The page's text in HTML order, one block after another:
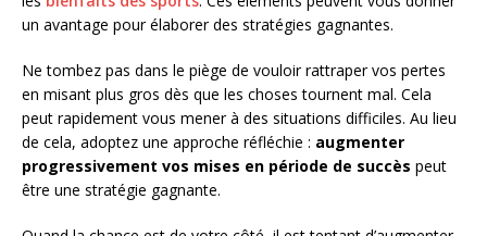
un avantage pour élaborer des stratégies gagnantes.
Ne tombez pas dans le piège de vouloir rattraper vos pertes
en misant plus gros dès que les choses tournent mal. Cela
peut rapidement vous mener à des situations difficiles. Au lieu
de cela, adoptez une approche réfléchie : augmenter
progressivement vos mises en période de succès peut
être une stratégie gagnante.